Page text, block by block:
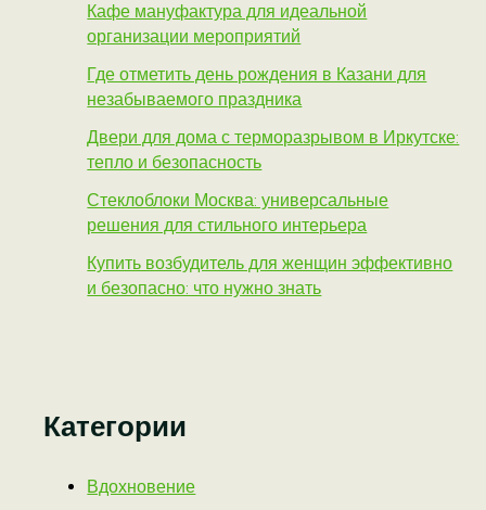
Кафе мануфактура для идеальной
организации мероприятий
Где отметить день рождения в Казани для
незабываемого праздника
Двери для дома с терморазрывом в Иркутске:
тепло и безопасность
Стеклоблоки Москва: универсальные
решения для стильного интерьера
Купить возбудитель для женщин эффективно
и безопасно: что нужно знать
Категории
Вдохновение